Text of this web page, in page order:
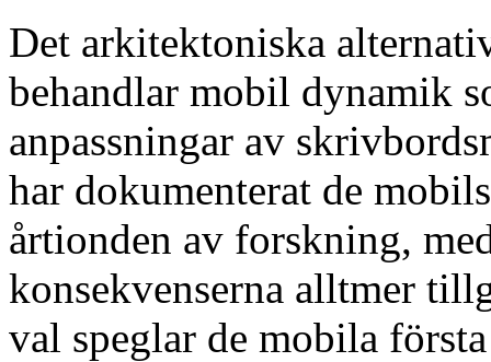
Det arkitektoniska
behandlar mobil dynamik
anpassningar av
har dokumenterat de
årtionden av forskning,
konsekvenserna alltmer
val speglar de mobila